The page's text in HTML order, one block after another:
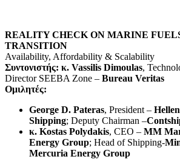
REALITY CHECK ON MARINE
TRANSITION
Availability, Affordability & Scalability
Συντονιστής: κ. Vassilis Dimoulas,
Director SEEBA Zone – Bureau Veritas
Ομιλητές:
George D. Pateras, President –
Shipping; Deputy Chairman –
κ. Kostas Polydakis, CEO – MM
Energy Group; Head of Shipping-
Mercuria Energy Group